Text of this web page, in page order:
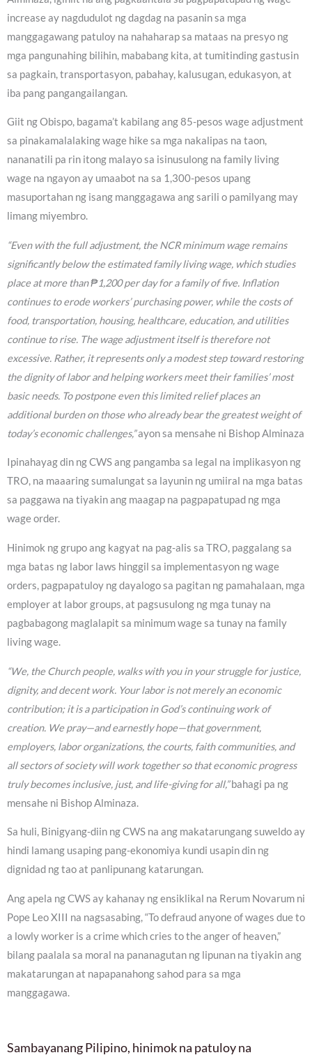
increase ay nagdudulot ng dagdag na pasanin sa mga
manggagawang patuloy na nahaharap sa mataas na presyo ng
mga pangunahing bilihin, mababang kita, at tumitinding gastusin
sa pagkain, transportasyon, pabahay, kalusugan, edukasyon, at
iba pang pangangailangan.
Giit ng Obispo, bagama’t kabilang ang 85-pesos wage adjustment
sa pinakamalalaking wage hike sa mga nakalipas na taon,
nananatili pa rin itong malayo sa isinusulong na family living
wage na ngayon ay umaabot na sa 1,300-pesos upang
masuportahan ng isang manggagawa ang sarili o pamilyang may
limang miyembro.
“Even with the full adjustment, the NCR minimum wage remains
significantly below the estimated family living wage, which studies
place at more than ₱1,200 per day for a family of five. Inflation
continues to erode workers’ purchasing power, while the costs of
food, transportation, housing, healthcare, education, and utilities
continue to rise. The wage adjustment itself is therefore not
excessive. Rather, it represents only a modest step toward restoring
the dignity of labor and helping workers meet their families’ most
basic needs. To postpone even this limited relief places an
additional burden on those who already bear the greatest weight of
today’s economic challenges,”ayon sa mensahe ni Bishop Alminaza
Ipinahayag din ng CWS ang pangamba sa legal na implikasyon ng
TRO, na maaaring sumalungat sa layunin ng umiiral na mga batas
sa paggawa na tiyakin ang maagap na pagpapatupad ng mga
wage order.
Hinimok ng grupo ang kagyat na pag-alis sa TRO, paggalang sa
mga batas ng labor laws hinggil sa implementasyon ng wage
orders, pagpapatuloy ng dayalogo sa pagitan ng pamahalaan, mga
employer at labor groups, at pagsusulong ng mga tunay na
pagbabagong maglalapit sa minimum wage sa tunay na family
living wage.
“We, the Church people, walks with you in your struggle for justice,
dignity, and decent work. Your labor is not merely an economic
contribution; it is a participation in God’s continuing work of
creation. We pray—and earnestly hope—that government,
employers, labor organizations, the courts, faith communities, and
all sectors of society will work together so that economic progress
truly becomes inclusive, just, and life-giving for all,”bahagi pa ng
mensahe ni Bishop Alminaza.
Sa huli, Binigyang-diin ng CWS na ang makatarungang suweldo ay
hindi lamang usaping pang-ekonomiya kundi usapin din ng
dignidad ng tao at panlipunang katarungan.
Ang apela ng CWS ay kahanay ng ensiklikal na Rerum Novarum ni
Pope Leo XIII na nagsasabing, “To defraud anyone of wages due to
a lowly worker is a crime which cries to the anger of heaven,”
bilang paalala sa moral na pananagutan ng lipunan na tiyakin ang
makatarungan at napapanahong sahod para sa mga
manggagawa.
Sambayanang Pilipino, hinimok na patuloy na